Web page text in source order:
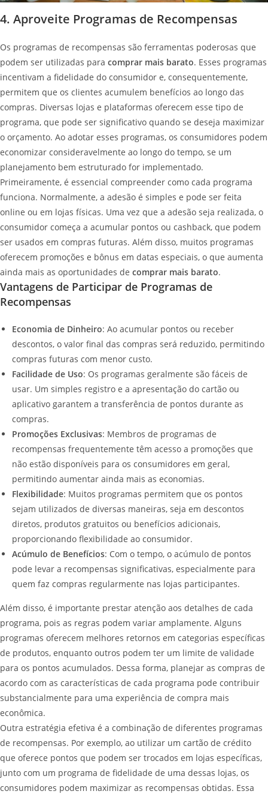
4. Aproveite Programas de Recompensas
Os programas de recompensas são ferramentas poderosas que
podem ser utilizadas para comprar mais barato. Esses programas
incentivam a fidelidade do consumidor e, consequentemente,
permitem que os clientes acumulem benefícios ao longo das
compras. Diversas lojas e plataformas oferecem esse tipo de
programa, que pode ser significativo quando se deseja maximizar
o orçamento. Ao adotar esses programas, os consumidores podem
economizar consideravelmente ao longo do tempo, se um
planejamento bem estruturado for implementado.
Primeiramente, é essencial compreender como cada programa
funciona. Normalmente, a adesão é simples e pode ser feita
online ou em lojas físicas. Uma vez que a adesão seja realizada, o
consumidor começa a acumular pontos ou cashback, que podem
ser usados em compras futuras. Além disso, muitos programas
oferecem promoções e bônus em datas especiais, o que aumenta
ainda mais as oportunidades de comprar mais barato.
Vantagens de Participar de Programas de
Recompensas
Economia de Dinheiro: Ao acumular pontos ou receber
descontos, o valor final das compras será reduzido, permitindo
compras futuras com menor custo.
Facilidade de Uso: Os programas geralmente são fáceis de
usar. Um simples registro e a apresentação do cartão ou
aplicativo garantem a transferência de pontos durante as
compras.
Promoções Exclusivas: Membros de programas de
recompensas frequentemente têm acesso a promoções que
não estão disponíveis para os consumidores em geral,
permitindo aumentar ainda mais as economias.
Flexibilidade: Muitos programas permitem que os pontos
sejam utilizados de diversas maneiras, seja em descontos
diretos, produtos gratuitos ou benefícios adicionais,
proporcionando flexibilidade ao consumidor.
Acúmulo de Benefícios: Com o tempo, o acúmulo de pontos
pode levar a recompensas significativas, especialmente para
quem faz compras regularmente nas lojas participantes.
Além disso, é importante prestar atenção aos detalhes de cada
programa, pois as regras podem variar amplamente. Alguns
programas oferecem melhores retornos em categorias específicas
de produtos, enquanto outros podem ter um limite de validade
para os pontos acumulados. Dessa forma, planejar as compras de
acordo com as características de cada programa pode contribuir
substancialmente para uma experiência de compra mais
econômica.
Outra estratégia efetiva é a combinação de diferentes programas
de recompensas. Por exemplo, ao utilizar um cartão de crédito
que oferece pontos que podem ser trocados em lojas específicas,
junto com um programa de fidelidade de uma dessas lojas, os
consumidores podem maximizar as recompensas obtidas. Essa